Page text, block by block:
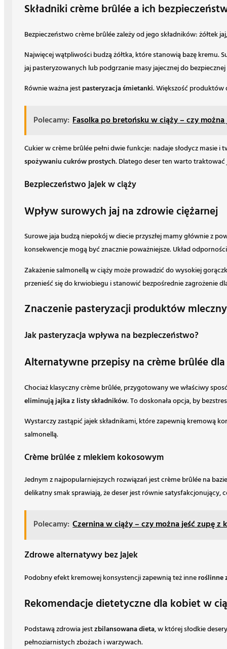
Składniki crème brûlée a ich
Bezpieczeństwo crème brûlée zależy od jego składników: żółtek
Najwięcej wątpliwości budzą żółtka, które stanowią bazę kremu.
jaj pasteryzowanych lub podgrzanie masy jajecznej do
Równie ważna jestpasteryzacja śmietanki. Większość produktów
Polecamy: Fasolka po bretońsku w ciąży – czy
Cukier w crème brûlée pełni dwie funkcje: nadaje słodycz
spożywaniu cukrów prostych. Dlatego deser ten warto
Bezpieczeństwo jajek w ciąży
Wpływ surowych jaj na zdrowie ciężarnej
Surowe jaja budzą niepokój w diecie przyszłej mamy głównie z
konsekwencje mogą być znacznie poważniejsze. Układ
Zakażenie salmonellą w ciąży może prowadzić do wysokiej
przenieść się do krwiobiegu i stanowić bezpośrednie zagrożenie
Znaczenie pasteryzacji produktów
Jak pasteryzacja wpływa na bezpieczeństwo?
Alternatywne przepisy na crème brûlée
Chociaż klasyczny crème brûlée, przygotowany we właściwy
eliminują jajka z listy składników. To doskonała opcja, by
Wystarczy zastąpić jajek składnikami, które zapewnią kremową
salmonellą.
Crème brûlée z mlekiem kokosowym
Jednym z najpopularniejszych rozwiązań jest crème brûlée na
delikatny smak sprawiają, że deser jest równie
Polecamy: Czernina w ciąży – czy można jeść zupę z
Zdrowe alternatywy bez jajek
Podobny efekt kremowej konsystencji zapewnią też inneroślinne
Rekomendacje dietetyczne dla kobiet w
Podstawą zdrowia jestzbilansowana dieta, w której słodkie
pełnoziarnistych zbożach i warzywach.